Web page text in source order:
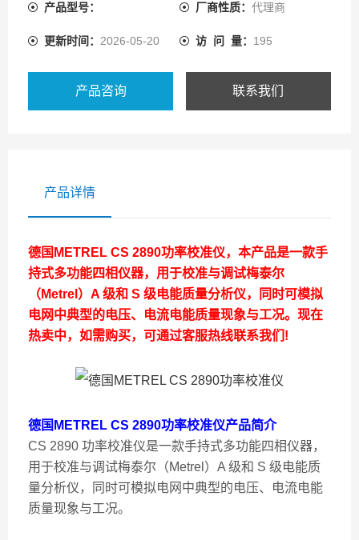
产品型号：
厂商性质： 代理商
更新时间： 2026-05-20 访 问 量： 195
产品咨询 联系我们
产品详情
德国METREL CS 2890功率校准仪，本产品是一款手
持式多功能四相仪器，用于校准与调试梅泰尔
（Metrel）A 级和 S 级电能质量分析仪，同时可模拟
电网中典型的电压、电流电能质量现象与工况。现在
热卖中，如需购买，可通过客服热线联系我们!
德国METREL CS 2890功率校准仪产品简介
CS 2890 功率校准仪是一款手持式多功能四相仪器，
用于校准与调试梅泰尔（Metrel）A 级和 S 级电能质
量分析仪，同时可模拟电网中典型的电压、电流电能
质量现象与工况。